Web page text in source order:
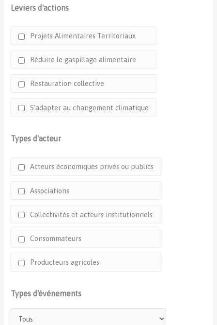
Leviers d'actions
Projets Alimentaires Territoriaux
Réduire le gaspillage alimentaire
Restauration collective
S'adapter au changement climatique
Types d'acteur
Acteurs économiques privés ou publics
Associations
Collectivités et acteurs institutionnels
Consommateurs
Producteurs agricoles
Types d'événements